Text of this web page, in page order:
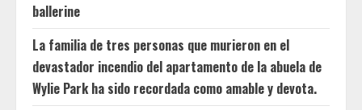
ballerine
La familia de tres personas que murieron en el
devastador incendio del apartamento de la abuela de
Wylie Park ha sido recordada como amable y devota.